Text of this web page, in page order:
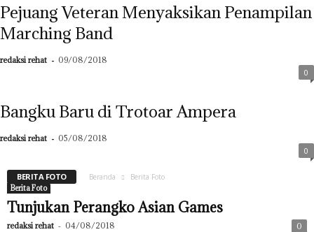
Pejuang Veteran Menyaksikan Penampilan
Marching Band
redaksi rehat - 09/08/2018
0
Bangku Baru di Trotoar Ampera
redaksi rehat - 05/08/2018
0
BERITA FOTO Beranda
Berita Foto
Berita Foto
Tunjukan Perangko Asian Games
redaksi rehat - 04/08/2018 0